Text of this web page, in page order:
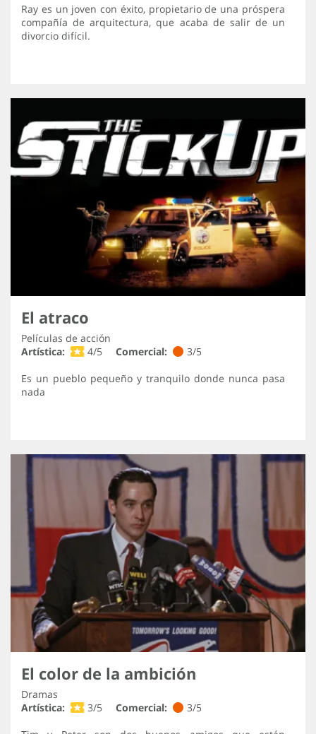
Ray es un joven con éxito, propietario de una próspera
compañía de arquitectura, que acaba de salir de un
divorcio difícil.
El atraco
Películas de acción
Artística:
4/5 Comercial:
3/5
Es un pueblo pequeño y tranquilo donde nunca pasa
nada
El color de la ambición
Dramas
Artística:
3/5 Comercial:
3/5